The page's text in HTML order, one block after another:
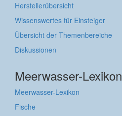
Herstellerübersicht
Wissenswertes für Einsteiger
Übersicht der Themenbereiche
Diskussionen
Meerwasser-Lexikon
Meerwasser-Lexikon
Fische